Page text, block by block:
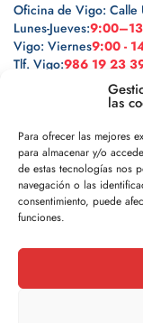
las
Para ofrecer las mejores
para almacenar y/o
de estas tecnologías nos
navegación o las
consentimiento, puede
funciones.
Oficina de Vigo: Calle
Lunes-Jueves:
Vigo: Viernes9:00 -
Tlf. Vigo:986 19 23
Legal
Política de privacidad